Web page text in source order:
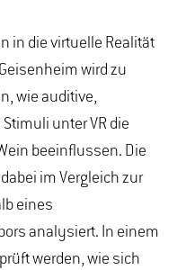
in die virtuelle Realität
wird zu
wie auditive,
unter VR die
beeinflussen. Die
im Vergleich zur
eines
analysiert. In einem
werden, wie sich